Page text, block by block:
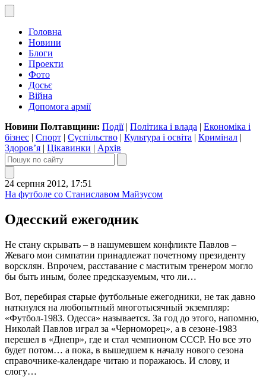
Головна
Новини
Блоги
Проекти
Фото
Досьє
Війна
Допомога армії
Новини Полтавщини: Події| Політика і влада | Економіка і
бізнес | Спорт | Суспільство | Культура і освіта | Кримінал |
Здоров’я | Цікавинки | Архів
24 серпня 2012, 17:51
На футболе со Станиславом Майзусом
Одесский ежегодник
Не стану скрывать – в нашумевшем конфликте Павлов –
Жеваго мои симпатии принадлежат почетному президенту
ворсклян. Впрочем, расставание с маститым тренером могло
бы быть иным, более предсказуемым, что ли…
Вот, перебирая старые футбольные ежегодники, не так давно
наткнулся на любопытный многотысячный экземпляр:
«Футбол-1983. Одесса» называется. За год до этого, напомню,
Николай Павлов играл за «Черноморец», а в сезоне-1983
перешел в «Днепр», где и стал чемпионом СССР. Но все это
будет потом… а пока, в вышедшем к началу нового сезона
справочнике-календаре читаю и поражаюсь. И слову, и
слогу…